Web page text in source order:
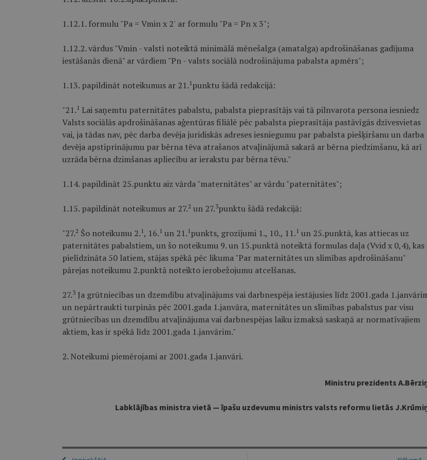
1.12.1. formulu "Pa = Vmin x 2' ar formulu "Pa = Pn x 3";
1.12.2. vārdus "Vmin - valstī noteiktā minimālā mēnešalga (amatalga) apdrošināšanas gadījuma
iestāšanās dienā" ar vārdiem "Pn - valsts sociālā nodrošinājuma pabalsta apmērs";
1.13. papildināt noteikumus ar 21. 1 punktu šādā redakcijā:
"21. 1 Lai saņemtu paternitātes pabalstu, pabalsta pieprasītājs vai tā pilnvarota persona iesniedz
Valsts sociālās apdrošināšanas aģentūras filiālē pēc pabalsta pieprasītāja pastāvīgās dzīvesvietas
vai, ja tādas nav, pēc darba devēja juridiskās adreses iesniegumu par pabalsta piešķiršanu un darba
devēja apstiprinājumu par bērna tēva atrašanos atvaļinājumā sakarā ar bērna piedzimšanu, kā arī
uzrāda bērna dzimšanas apliecību ar ierakstu par bērna tēvu."
1.14. papildināt 25.punktu aiz vārda "maternitātes" ar vārdu "paternitātes";
1.15. papildināt noteikumus ar 27.2 un 27.3punktu šādā redakcijā:
"27.2 Šo noteikumu 2. 1 , 16. 1 un 21. 1 punkts, grozījumi 1., 10., 11. 1 un 25.punktā, kas attiecas uz
paternitātes pabalstiem, un šo noteikumu 9. un 15.punktā noteiktā formulas daļa (Vvid x 0,4), kas
pielīdzināta 50 latiem, stājas spēkā pēc likuma "Par maternitātes un slimības apdrošināšanu"
pārejas noteikumu 2.punktā noteikto ierobežojumu atcelšanas.
27.3Ja grūtniecības un dzemdību atvaļinājums vai darbnespēja iestājusies līdz 2001.gada
un nepārtraukti turpinās pēc 2001.gada 1.janvāra, maternitātes un slimības pabalstus par visu
grūtniecības un dzemdību atvaļinājuma vai darbnespējas laiku izmaksā saskaņā ar normatīvajiem
aktiem, kas ir spēkā līdz 2001.gada 1.janvārim."
2. Noteikumi piemērojami ar 2001.gada 1.janvāri.
Ministru prezidents
Labklājības ministra vietā — īpašu uzdevumu ministrs valsts reformu lietās